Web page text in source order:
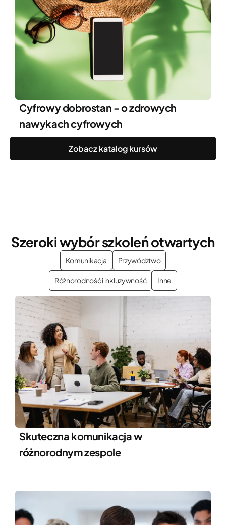
Cyfrowy dobrostan - o zdrowych
nawykach cyfrowych
Zobacz katalog kursów
Szeroki wybór szkoleń otwartych
Komunikacja Przywództwo
Różnorodność i inkluzywność Inne
Skuteczna komunikacja w
różnorodnym zespole